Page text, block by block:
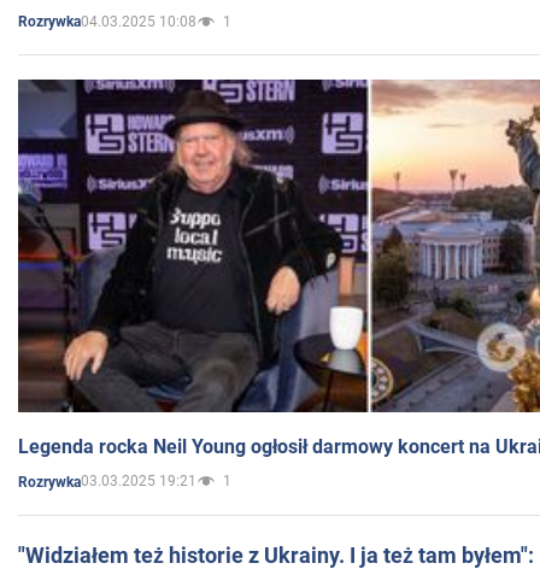
Rozrywka04.03.2025 10:08 1
Legenda rocka Neil Young ogłosił darmowy koncert na
Rozrywka03.03.2025 19:21 1
"Widziałem też historie z Ukrainy. I ja też tam